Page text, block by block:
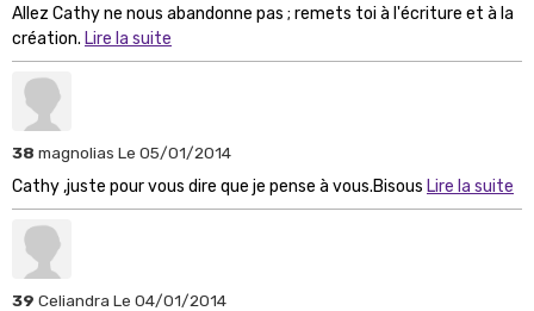
Allez Cathy ne nous abandonne pas ; remets toi à l'écriture et à la
création. Lire la suite
38 magnolias Le 05/01/2014
Cathy ,juste pour vous dire que je pense à vous.Bisous Lire la suite
39 Celiandra Le 04/01/2014